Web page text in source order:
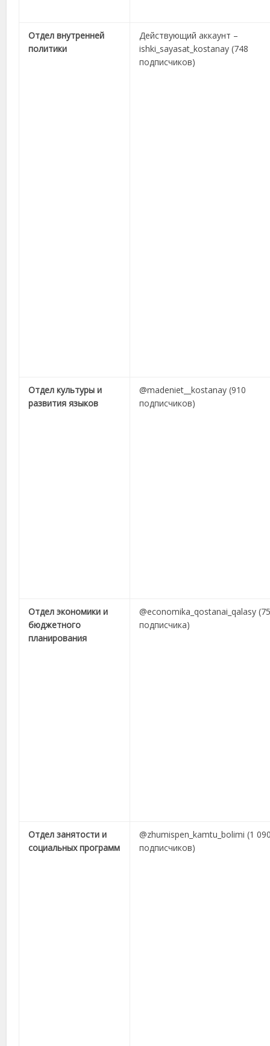
Отдел внутренней
политики
Действующий аккаунт –
ishki_sayasat_kostanay (748
подписчиков)
Отдел культуры и
развития языков
@madeniet__kostanay (910
подписчиков)
Отдел экономики и
бюджетного
планирования
@economika_qostanai_qalasy
подписчика)
Отдел занятости и
социальных программ
@zhumispen_kamtu_bolimi (1
подписчиков)